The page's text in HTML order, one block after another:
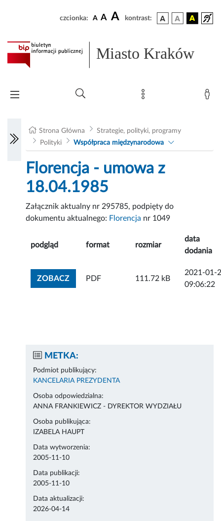
czcionka: A A A kontrast:
Miasto Kraków
Strona Główna
Strategie, polityki, programy
Polityki
Współpraca międzynarodowa
Florencja - umowa z
18.04.1985
Załącznik aktualny nr 295785, podpięty do
dokumentu aktualnego: Florencja nr 1049
podgląd format rozmiar
data
dodania
ZOBACZZOBACZ ZAŁĄCZNIK
PDF 111.72 kB
2021-01-
09:06:22
METKA:
Podmiot publikujący:
KANCELARIA PREZYDENTA
Osoba odpowiedzialna:
ANNA FRANKIEWICZ - DYREKTOR WYDZIAŁU
Osoba publikująca:
IZABELA HAUPT
Data wytworzenia:
2005-11-10
Data publikacji:
2005-11-10
Data aktualizacji:
2026-04-14